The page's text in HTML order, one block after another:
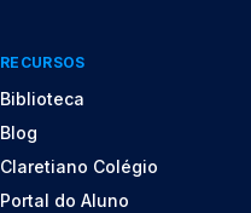
RECURSOS
Biblioteca
Blog
Claretiano Colégio
Portal do Aluno